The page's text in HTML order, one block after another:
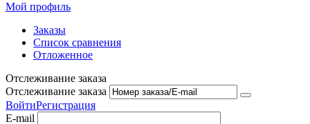
Мой профиль
Заказы
Список сравнения
Отложенное
Отслеживание заказа
Отслеживание заказа
ВойтиРегистрация
E-mail